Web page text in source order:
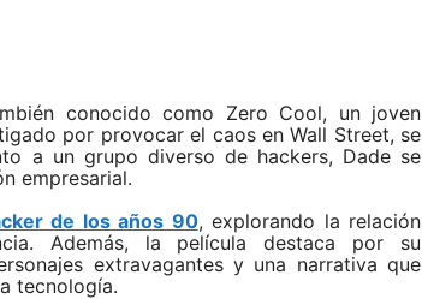
conocido como Zero Cool, un joven
por provocar el caos en Wall Street, se
a un grupo diverso de hackers, Dade se
empresarial.
de los años 90, explorando la relación
Además, la película destaca por su
extravagantes y una narrativa que
tecnología.